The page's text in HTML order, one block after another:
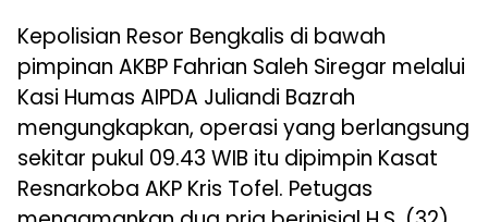
Kepolisian Resor Bengkalis di bawah
pimpinan AKBP Fahrian Saleh Siregar melalui
Kasi Humas AIPDA Juliandi Bazrah
mengungkapkan, operasi yang berlangsung
sekitar pukul 09.43 WIB itu dipimpin Kasat
Resnarkoba AKP Kris Tofel. Petugas